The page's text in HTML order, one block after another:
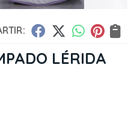
LÉRIDA